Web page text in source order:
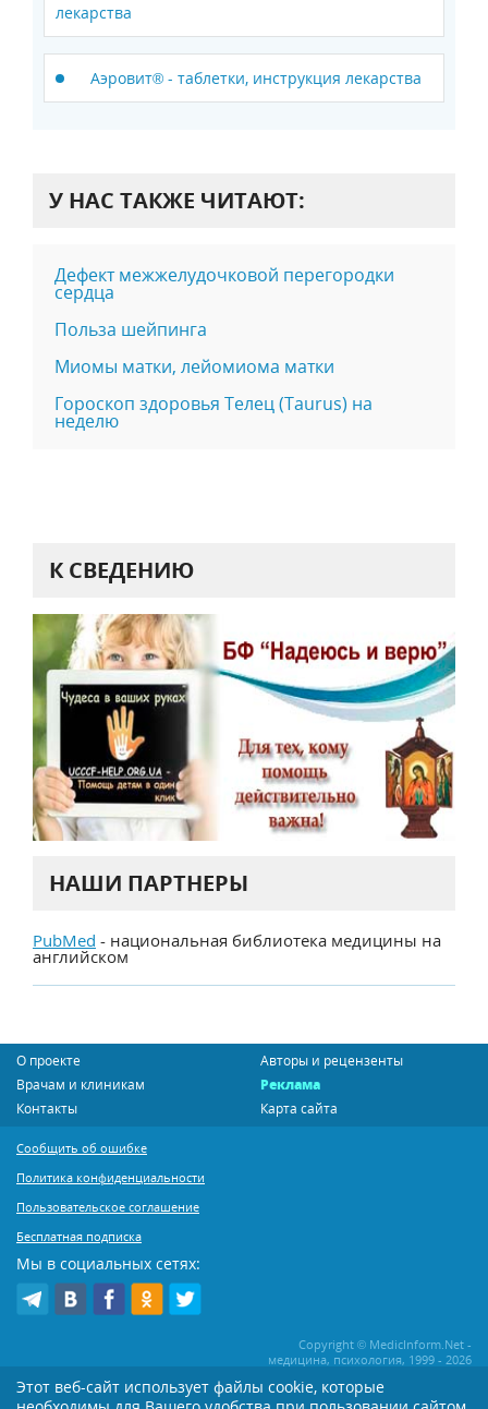
лекарства
Аэровит® - таблетки, инструкция лекарства
У НАС ТАКЖЕ ЧИТАЮТ:
Дефект межжелудочковой перегородки
сердца
Польза шейпинга
Миомы матки, лейомиома матки
Гороскоп здоровья Телец (Taurus) на
неделю
К СВЕДЕНИЮ
НАШИ ПАРТНЕРЫ
PubMed - национальная библиотека медицины на
английском
О проекте
Авторы и рецензенты
Врачам и клиникам
Реклама
Контакты
Карта сайта
Сообщить об ошибке
Политика конфиденциальности
Пользовательское соглашение
Бесплатная подписка
Мы в социальных сетях:
Copyright © MedicInform.Net -
медицина, психология, 1999 - 2026
Копирование или иное распространение статей нашего сайта строго
Этот веб-сайт использует файлы cookie, которые